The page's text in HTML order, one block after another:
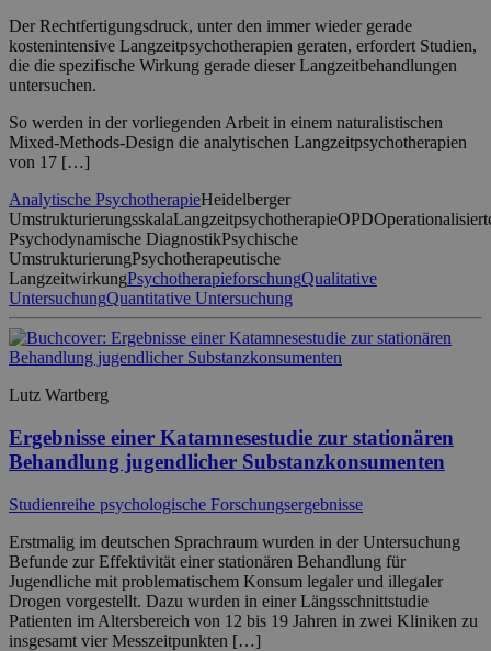
Der Rechtfertigungsdruck, unter den immer wieder gerade
kostenintensive Langzeitpsychotherapien geraten, erfordert Studien,
die die spezifische Wirkung gerade dieser Langzeitbehandlungen
untersuchen.
So werden in der vorliegenden Arbeit in einem naturalistischen
Mixed-Methods-Design die analytischen Langzeitpsychotherapien
von 17 […]
Analytische PsychotherapieHeidelberger
UmstrukturierungsskalaLangzeitpsychotherapieOPD
Psychodynamische DiagnostikPsychische
UmstrukturierungPsychotherapeutische
LangzeitwirkungPsychotherapieforschungQualitative
UntersuchungQuantitative Untersuchung
Lutz Wartberg
Ergebnisse einer Katamnesestudie zur stationären
Behandlung jugendlicher Substanzkonsumenten
Studienreihe psychologische Forschungsergebnisse
Erstmalig im deutschen Sprachraum wurden in der Untersuchung
Befunde zur Effektivität einer stationären Behandlung für
Jugendliche mit problematischem Konsum legaler und illegaler
Drogen vorgestellt. Dazu wurden in einer Längsschnittstudie
Patienten im Altersbereich von 12 bis 19 Jahren in zwei Kliniken zu
insgesamt vier Messzeitpunkten […]